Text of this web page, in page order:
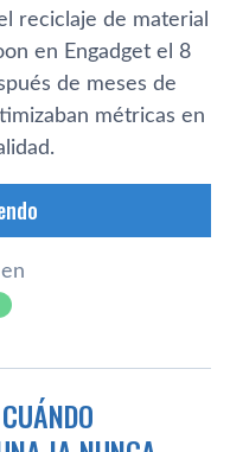
reciclaje de material
en Engadget el 8
de meses de
métricas en